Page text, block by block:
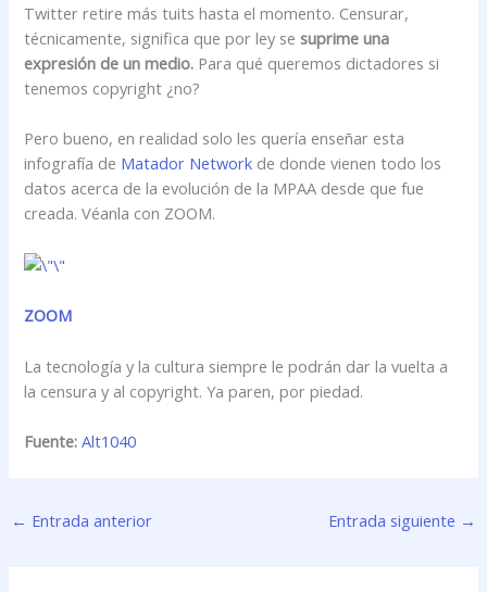
Twitter retire más tuits hasta el momento. Censurar,
técnicamente, significa que por ley sesuprime una
expresión de un medio. Para qué queremos dictadores si
tenemos copyright ¿no?
Pero bueno, en realidad solo les quería enseñar esta
infografía de Matador Network de donde vienen todo los
datos acerca de la evolución de la MPAA desde que fue
creada. Véanla con ZOOM.
ZOOM
La tecnología y la cultura siempre le podrán dar la vuelta a
la censura y al copyright. Ya paren, por piedad.
Fuente: Alt1040
← Entrada anterior Entrada siguiente →